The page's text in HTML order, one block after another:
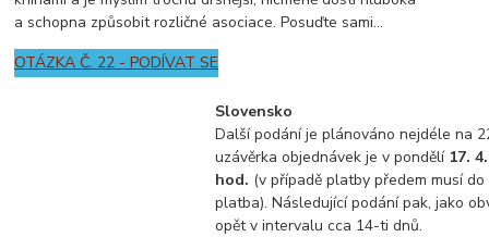
a schopna způsobit rozličné asociace. Posuďte sami...
OTÁZKA Č. 22 - PODÍVAT SE
Slovensko
Další podání je plánováno nejdéle na
uzávěrka objednávek je v pondělí17. 4.
hod. (v případě platby předem musí
platba). Následující podání pak, jako
opět v intervalu cca 14-ti dnů.